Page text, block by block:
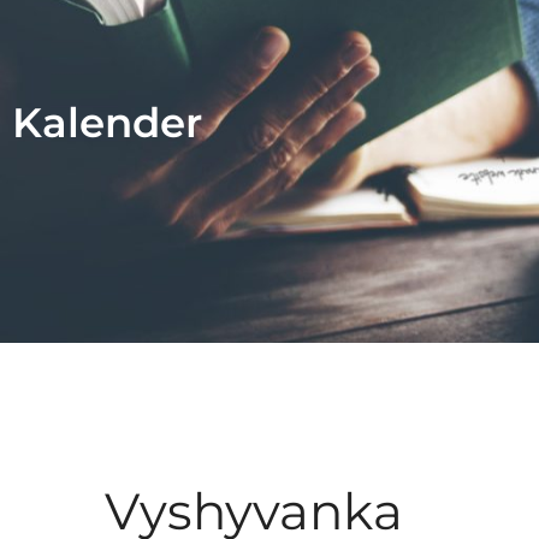
Kalender
Vyshyvanka